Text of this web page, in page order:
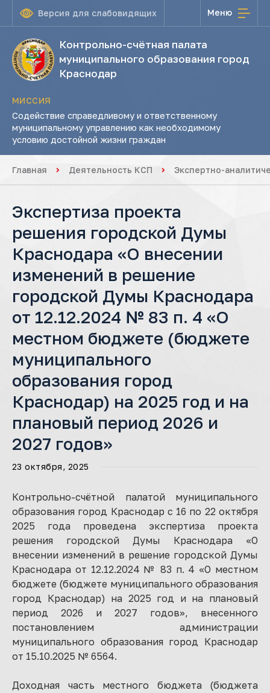
Версия для слабовидящих Меню
Контрольно-счётная палата
муниципального образования город
Краснодар
МИССИЯ
Содействие справедливому и ответственному
муниципальному управлению как необходимому
условию достойной жизни граждан
Главная Деятельность КСП Экспертно-
Экспертиза проекта
решения городской Думы
Краснодара «О внесении
изменений в решение
городской Думы Краснодара
от 12.12.2024 № 83 п. 4 «О
местном бюджете (бюджете
муниципального
образования город
Краснодар) на 2025 год и на
плановый период 2026 и
2027 годов»
23 октября, 2025
Контрольно-счётной палатой муниципального
образования город Краснодар с 16 по 22 октября
2025 года проведена экспертиза проекта
решения городской Думы Краснодара «О
внесении изменений в решение городской Думы
Краснодара от 12.12.2024 № 83 п. 4 «О местном
бюджете (бюджете муниципального образования
город Краснодар) на 2025 год и на плановый
период 2026 и 2027 годов», внесенного
постановлением администрации
муниципального образования город Краснодар
от 15.10.2025 № 6564.
Доходная часть местного бюджета (бюджета